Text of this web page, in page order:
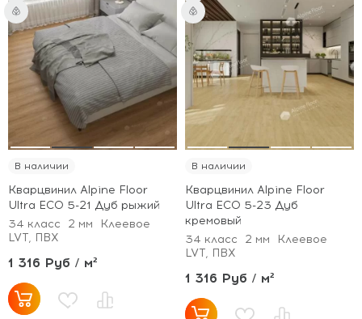
В наличии
Кварцвинил Alpine Floor
Ultra ECO 5-21 Дуб рыжий
34 класс
2 мм
Клеевое
LVT, ПВХ
1 316 Руб / м²
В наличии
Кварцвинил Alpine Floor
Ultra ECO 5-23 Дуб
кремовый
34 класс
2 мм
Клеевое
LVT, ПВХ
1 316 Руб / м²